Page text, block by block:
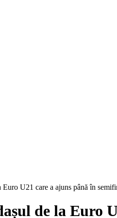
Euro U21 care a ajuns până în
de la Euro